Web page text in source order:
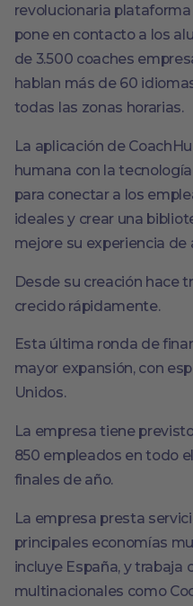
revolucionaria
pone en contacto a los
de 3.500 coaches
hablan más de 60
todas las zonas horarias.
La aplicación de
humana con la
para conectar a los
ideales y crear una
mejore su experiencia de
Desde su creación hace
crecido rápidamente.
Esta última ronda de
mayor expansión, con
Unidos.
La empresa tiene
850 empleados en todo
finales de año.
La empresa presta
principales economías
incluye España, y trabaja
multinacionales como